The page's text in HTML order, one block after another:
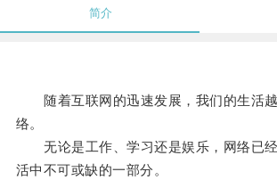
简介
随着互联网的迅速发展，我们的生活越
络。
无论是工作、学习还是娱乐，网络已经
活中不可或缺的一部分。